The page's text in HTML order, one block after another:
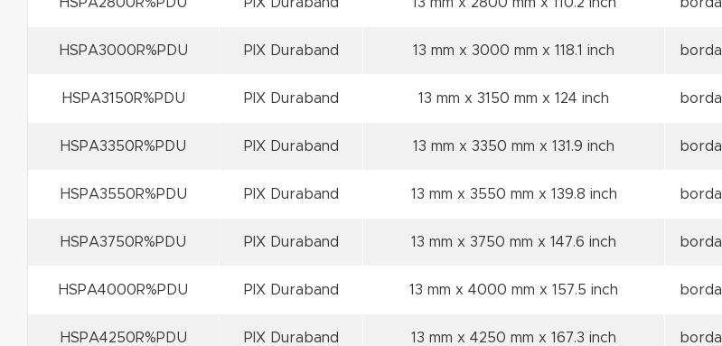
HSPA3000R%PDU PIX Duraband 13 mm x 3000 mm x 118.1 inch borda
HSPA3150R%PDU PIX Duraband 13 mm x 3150 mm x 124 inch borda
HSPA3350R%PDU PIX Duraband 13 mm x 3350 mm x 131.9 inch borda
HSPA3550R%PDU PIX Duraband 13 mm x 3550 mm x 139.8 inch borda
HSPA3750R%PDU PIX Duraband 13 mm x 3750 mm x 147.6 inch borda
HSPA4000R%PDU PIX Duraband 13 mm x 4000 mm x 157.5 inch borda
HSPA4250R%PDU PIX Duraband 13 mm x 4250 mm x 167.3 inch borda